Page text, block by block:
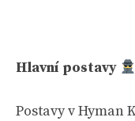
Hlavní postavy
Postavy v Hyman